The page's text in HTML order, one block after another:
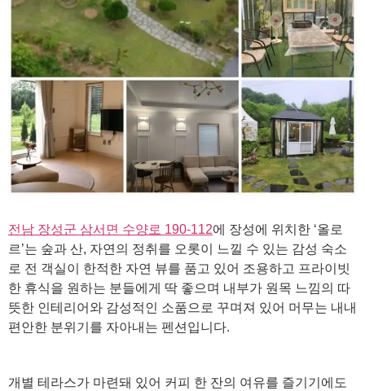
전남 장성군 삼서면 수양로 190-112에 장성에 위치한 ‘올로
르’는 숲과 산, 자연의 정취를 오롯이 느낄 수 있는 감성 숙소
로 전 객실이 한적한 자연 뷰를 품고 있어 조용하고 프라이빗
한 휴식을 원하는 분들에게 딱 좋으며 내부가 원목 느낌의 따
뜻한 인테리어와 감성적인 소품으로 꾸며져 있어 머무는 내내
편안한 분위기를 자아내는 펜션입니다.
개별 테라스가 마련돼 있어 커피 한 잔의 여유를 즐기기에도